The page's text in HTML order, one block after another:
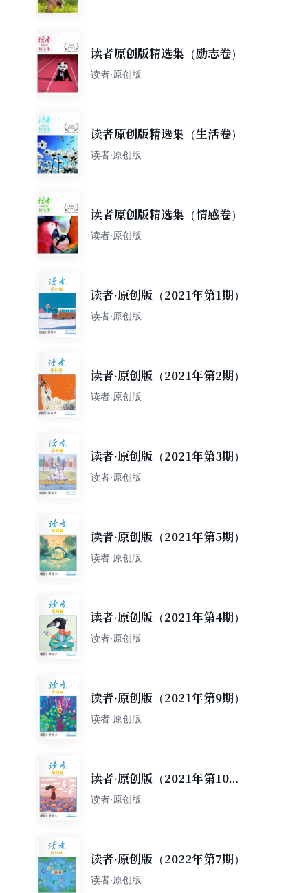
读者原创版精选集（励志卷）
读者·原创版
读者原创版精选集（生活卷）
读者·原创版
读者原创版精选集（情感卷）
读者·原创版
读者·原创版（2021年第1期）
读者·原创版
读者·原创版（2021年第2期）
读者·原创版
读者·原创版（2021年第3期）
读者·原创版
读者·原创版（2021年第5期）
读者·原创版
读者·原创版（2021年第4期）
读者·原创版
读者·原创版（2021年第9期）
读者·原创版
读者·原创版（2021年第10
期）
读者·原创版
读者·原创版（2022年第7期）
读者·原创版